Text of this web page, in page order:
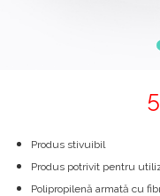
Produs stivuibil
Produs potrivit pentru
Polipropilenă armată cu